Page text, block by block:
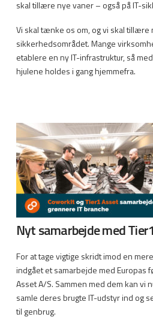
skal tillære nye vaner – også på IT-
Vi skal tænke os om, og vi skal tillære
sikkerhedsområdet. Mange
etablere en ny IT-infrastruktur, så
hjulene holdes i gang hjemmefra.
Nyt samarbejde med
For at tage vigtige skridt imod en
indgået et samarbejde med Europas
Asset A/S. Sammen med dem kan vi
samle deres brugte IT-udstyr ind og
til genbrug.